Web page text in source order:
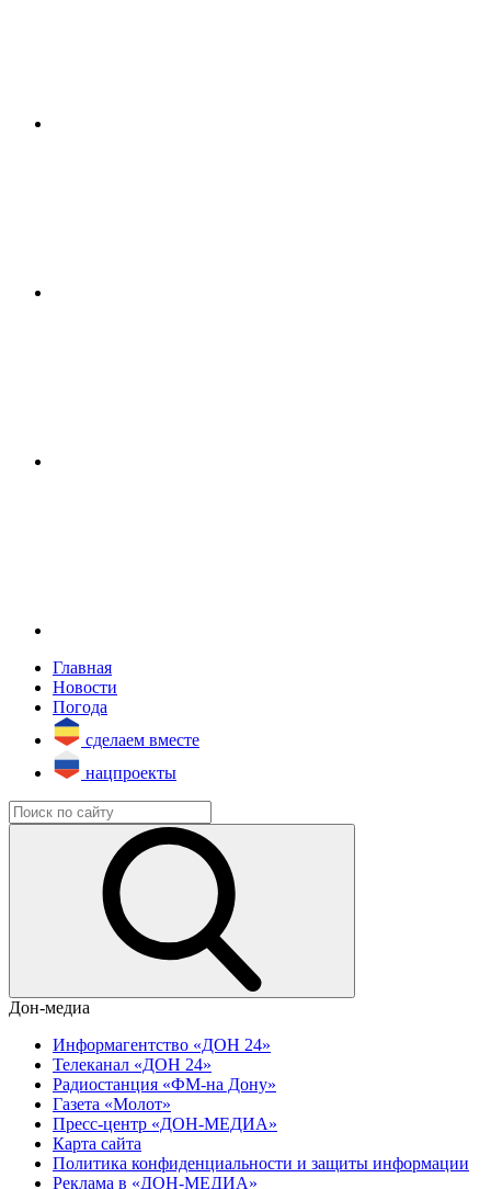
Главная
Новости
Погода
сделаем вместе
нацпроекты
Дон-медиа
Информагентство «ДОН 24»
Телеканал «ДОН 24»
Радиостанция «ФМ-на Дону»
Газета «Молот»
Пресс-центр «ДОН-МЕДИА»
Карта сайта
Политика конфиденциальности и защиты информации
Реклама в «ДОН-МЕДИА»